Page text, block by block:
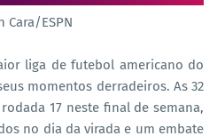
Cara/ESPN
liga de futebol americano do
momentos derradeiros. As 32
17 neste final de semana,
no dia da virada e um embate